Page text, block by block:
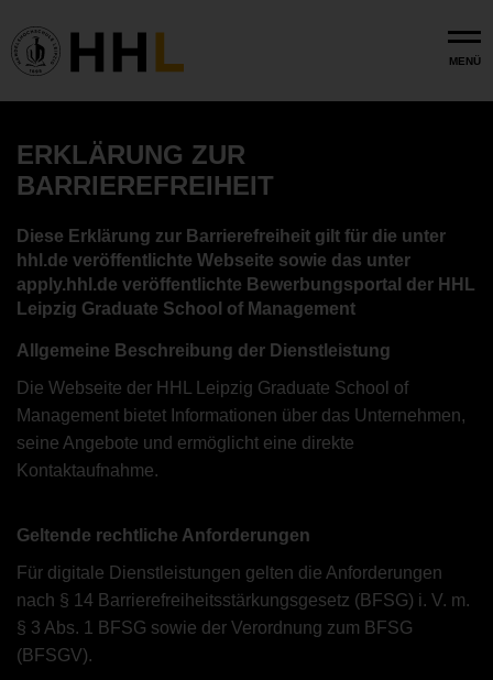
MENÜ
ERKLÄRUNG ZUR
BARRIEREFREIHEIT
Diese Erklärung zur Barrierefreiheit gilt für die unter
hhl.de veröffentlichte Webseite sowie das unter
apply.hhl.de veröffentlichte Bewerbungsportal der HHL
Leipzig Graduate School of Management
Allgemeine Beschreibung der Dienstleistung
Die Webseite der HHL Leipzig Graduate School of
Management bietet Informationen über das Unternehmen,
seine Angebote und ermöglicht eine direkte
Kontaktaufnahme.
Geltende rechtliche Anforderungen
Für digitale Dienstleistungen gelten die Anforderungen
nach § 14 Barrierefreiheitsstärkungsgesetz (BFSG) i. V. m.
§ 3 Abs. 1 BFSG sowie der Verordnung zum BFSG
(BFSGV).